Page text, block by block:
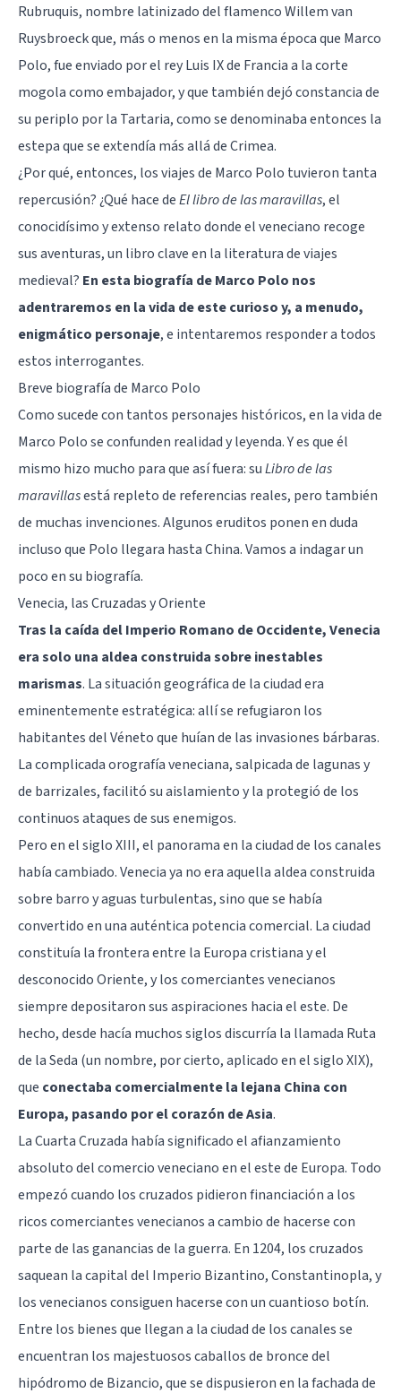
Rubruquis, nombre latinizado del flamenco Willem van
Ruysbroeck que, más o menos en la misma época que Marco
Polo, fue enviado por el rey Luis IX de Francia a la corte
mogola como embajador, y que también dejó constancia de
su periplo por la Tartaria, como se denominaba entonces la
estepa que se extendía más allá de Crimea.
¿Por qué, entonces, los viajes de Marco Polo tuvieron tanta
repercusión? ¿Qué hace deEl libro de las maravillas, el
conocidísimo y extenso relato donde el veneciano recoge
sus aventuras, un libro clave en la literatura de viajes
medieval? En esta biografía de Marco Polo nos
adentraremos en la vida de este curioso y, a menudo,
enigmático personaje, e intentaremos responder a todos
estos interrogantes.
Breve biografía de Marco Polo
Como sucede con tantos personajes históricos, en la vida de
Marco Polo se confunden realidad y leyenda. Y es que él
mismo hizo mucho para que así fuera: suLibro de las
maravillasestá repleto de referencias reales, pero también
de muchas invenciones. Algunos eruditos ponen en duda
incluso que Polo llegara hasta China. Vamos a indagar un
poco en su biografía.
Venecia, las Cruzadas y Oriente
Tras la caída del Imperio Romano de Occidente, Venecia
era solo una aldea construida sobre inestables
marismas. La situación geográfica de la ciudad era
eminentemente estratégica: allí se refugiaron los
habitantes del Véneto que huían de las invasiones bárbaras.
La complicada orografía veneciana, salpicada de lagunas y
de barrizales, facilitó su aislamiento y la protegió de los
continuos ataques de sus enemigos.
Pero en el siglo XIII, el panorama en la ciudad de los canales
había cambiado. Venecia ya no era aquella aldea construida
sobre barro y aguas turbulentas, sino que se había
convertido en una auténtica potencia comercial. La ciudad
constituía la frontera entre la Europa cristiana y el
desconocido Oriente, y los comerciantes venecianos
siempre depositaron sus aspiraciones hacia el este. De
hecho, desde hacía muchos siglos discurría la llamada Ruta
de la Seda (un nombre, por cierto, aplicado en el siglo XIX),
que conectaba comercialmente la lejana China con
Europa, pasando por el corazón de Asia.
La Cuarta Cruzada había significado el afianzamiento
absoluto del comercio veneciano en el este de Europa. Todo
empezó cuando los cruzados pidieron financiación a los
ricos comerciantes venecianos a cambio de hacerse con
parte de las ganancias de la guerra. En 1204, los cruzados
saquean la capital del Imperio Bizantino, Constantinopla, y
los venecianos consiguen hacerse con un cuantioso botín.
Entre los bienes que llegan a la ciudad de los canales se
encuentran los majestuosos caballos de bronce del
hipódromo de Bizancio, que se dispusieron en la fachada de